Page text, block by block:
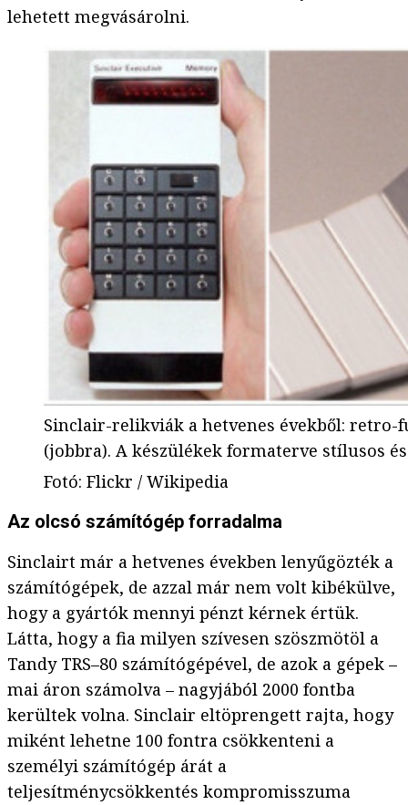
lehetett megvásárolni.
Sinclair-relikviák a hetvenes évekből: retro-
(jobbra). A készülékek formaterve stílusos
Fotó: Flickr / Wikipedia
Az olcsó számítógép forradalma
Sinclairt már a hetvenes években lenyűgözték a
számítógépek, de azzal már nem volt kibékülve,
hogy a gyártók mennyi pénzt kérnek értük.
Látta, hogy a fia milyen szívesen szöszmötöl a
Tandy TRS–80 számítógépével, de azok a gépek –
mai áron számolva – nagyjából 2000 fontba
kerültek volna. Sinclair eltöprengett rajta, hogy
miként lehetne 100 fontra csökkenteni a
személyi számítógép árát a
teljesítménycsökkentés kompromisszuma